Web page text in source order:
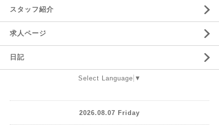
スタッフ紹介
求人ページ
日記
Select Language ▼
2026.08.07 Friday